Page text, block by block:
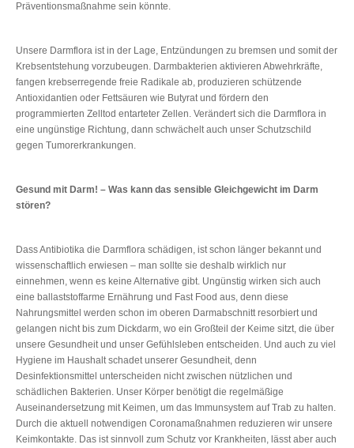
Präventionsmaßnahme sein könnte.
Unsere Darmflora ist in der Lage, Entzündungen zu bremsen und somit der
Krebsentstehung vorzubeugen. Darmbakterien aktivieren Abwehrkräfte,
fangen krebserregende freie Radikale ab, produzieren schützende
Antioxidantien oder Fettsäuren wie Butyrat und fördern den
programmierten Zelltod entarteter Zellen. Verändert sich die Darmflora in
eine ungünstige Richtung, dann schwächelt auch unser Schutzschild
gegen Tumorerkrankungen.
Gesund mit Darm! – Was kann das sensible Gleichgewicht im Darm
stören?
Dass Antibiotika die Darmflora schädigen, ist schon länger bekannt und
wissenschaftlich erwiesen – man sollte sie deshalb wirklich nur
einnehmen, wenn es keine Alternative gibt. Ungünstig wirken sich auch
eine ballaststoffarme Ernährung und Fast Food aus, denn diese
Nahrungsmittel werden schon im oberen Darmabschnitt resorbiert und
gelangen nicht bis zum Dickdarm, wo ein Großteil der Keime sitzt, die über
unsere Gesundheit und unser Gefühlsleben entscheiden. Und auch zu viel
Hygiene im Haushalt schadet unserer Gesundheit, denn
Desinfektionsmittel unterscheiden nicht zwischen nützlichen und
schädlichen Bakterien. Unser Körper benötigt die regelmäßige
Auseinandersetzung mit Keimen, um das Immunsystem auf Trab zu halten.
Durch die aktuell notwendigen Coronamaßnahmen reduzieren wir unsere
Keimkontakte. Das ist sinnvoll zum Schutz vor Krankheiten, lässt aber auch